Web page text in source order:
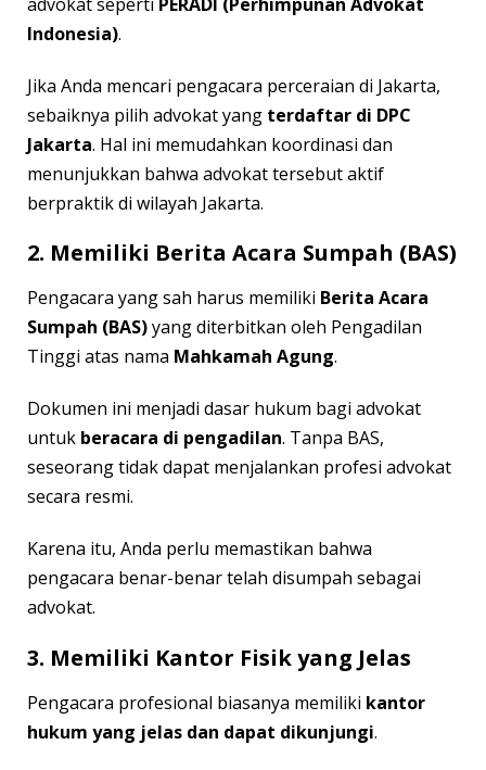
Indonesia).
Jika Anda mencari pengacara perceraian di Jakarta,
sebaiknya pilih advokat yang terdaftar di DPC
Jakarta. Hal ini memudahkan koordinasi dan
menunjukkan bahwa advokat tersebut aktif
berpraktik di wilayah Jakarta.
2. Memiliki Berita Acara Sumpah (BAS)
Pengacara yang sah harus memiliki Berita Acara
Sumpah (BAS)yang diterbitkan oleh Pengadilan
Tinggi atas nama Mahkamah Agung.
Dokumen ini menjadi dasar hukum bagi advokat
untuk beracara di pengadilan. Tanpa BAS,
seseorang tidak dapat menjalankan profesi advokat
secara resmi.
Karena itu, Anda perlu memastikan bahwa
pengacara benar-benar telah disumpah sebagai
advokat.
3. Memiliki Kantor Fisik yang Jelas
Pengacara profesional biasanya memiliki kantor
hukum yang jelas dan dapat dikunjungi.